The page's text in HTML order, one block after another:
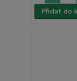
Přidat do